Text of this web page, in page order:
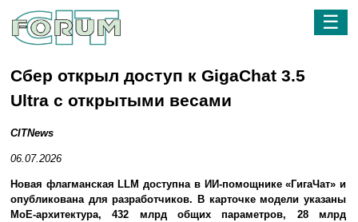
☰
Сбер открыл доступ к GigaChat 3.5
Ultra с открытыми весами
CITNews
06.07.2026
Новая флагманская LLM доступна в ИИ-помощнике «ГигаЧат» и
опубликована для разработчиков. В карточке модели указаны
MoE-архитектура, 432 млрд общих параметров, 28 млрд